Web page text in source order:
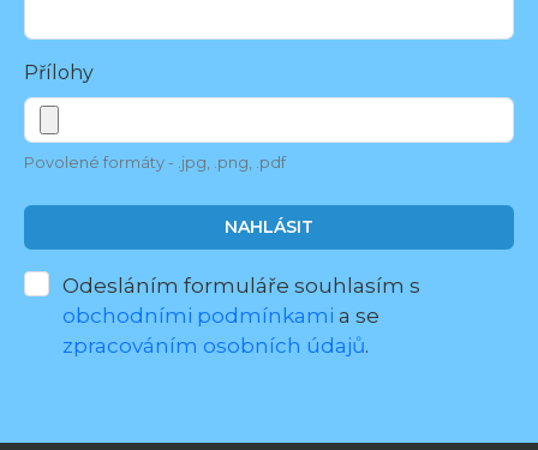
Přílohy
Povolené formáty - .jpg, .png, .pdf
NAHLÁSIT
Odesláním formuláře souhlasím s
obchodními podmínkami a se
zpracováním osobních údajů.